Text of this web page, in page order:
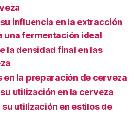
influencia en la extracción
una fermentación ideal
la densidad final en las
en la preparación de cerveza
utilización en la cerveza
utilización en estilos de